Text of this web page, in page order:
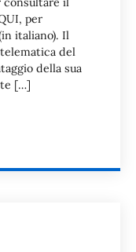
per
italiano). Il
del
della sua
[…]